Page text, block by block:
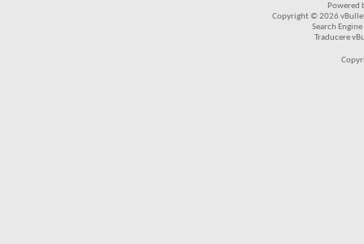
Powered
Copyright © 2026
Search
Traducere